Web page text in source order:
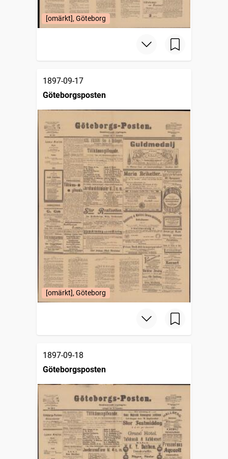
[omärkt], Göteborg
1897-09-17
Göteborgsposten
[omärkt], Göteborg
1897-09-18
Göteborgsposten